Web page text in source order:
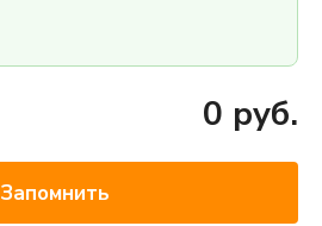
0 руб.
Запомнить